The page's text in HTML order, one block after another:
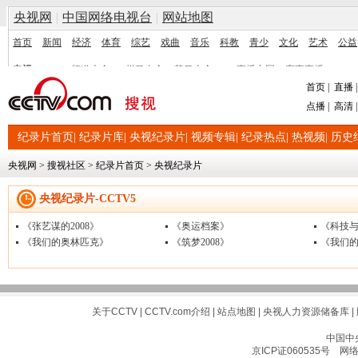
首页 直播
点播
高清
纪录片首页 纪录片库 央视纪录片 视频专辑 纪录热点 热视频 历史
央视网 > 搜视社区 > 纪录片首页 > 央视纪录片
央视纪录片-CCTV5
《张艺谋的2008》 《奥运档案》
《科技
《我们的奥林匹克》
《筑梦2008》 《我们
关于CCTV| CCTV.com介绍 站点地图 央视人力资源储备库|
中国中
京ICP证060535号网络